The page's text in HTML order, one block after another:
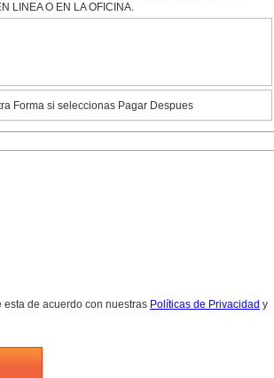
LINEA O EN LA OFICINA.
Forma si seleccionas Pagar Despues
de acuerdo con nuestras Políticas de Privacidad y